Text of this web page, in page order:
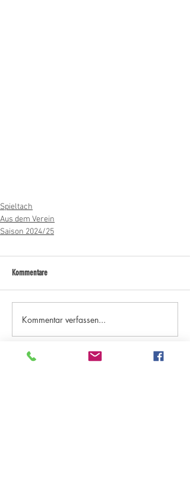
Spieltach
Aus dem Verein
Saison 2024/25
Kommentare
Kommentar verfassen...